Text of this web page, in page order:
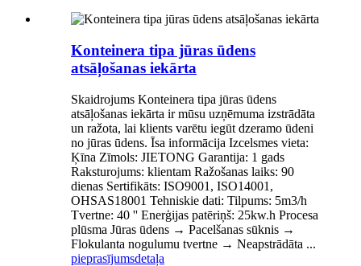
Konteinera tipa jūras ūdens
atsāļošanas iekārta
Skaidrojums Konteinera tipa jūras ūdens
atsāļošanas iekārta ir mūsu uzņēmuma izstrādāta
un ražota, lai klients varētu iegūt dzeramo ūdeni
no jūras ūdens. Īsa informācija Izcelsmes vieta:
Ķīna Zīmols: JIETONG Garantija: 1 gads
Raksturojums: klientam Ražošanas laiks: 90
dienas Sertifikāts: ISO9001, ISO14001,
OHSAS18001 Tehniskie dati: Tilpums: 5m3/h
Tvertne: 40 '' Enerģijas patēriņš: 25kw.h Procesa
plūsma Jūras ūdens → Pacelšanas sūknis →
Flokulanta nogulumu tvertne → Neapstrādāta ...
pieprasījumsdetaļa